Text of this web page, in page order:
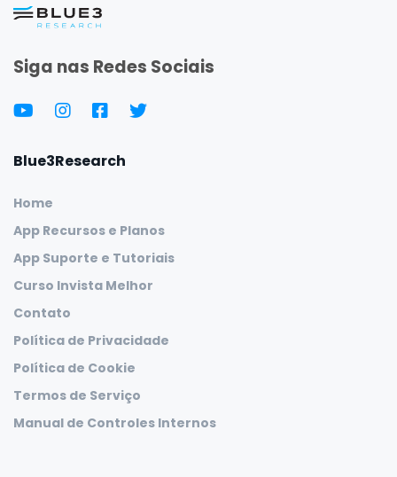
Siga nas Redes Sociais
Blue3Research
Home
App Recursos e Planos
App Suporte e Tutoriais
Curso Invista Melhor
Contato
Política de Privacidade
Política de Cookie
Termos de Serviço
Manual de Controles Internos